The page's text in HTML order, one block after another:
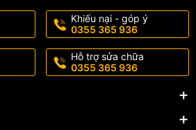
chịu lực tốt, chống ăn mòn và hoạt
điều kiện môi trường khác nhau.
Linh Hoạt
ống và hệ thống khác nhau như
xử lý nước, hệ thống PCCC và công
Khiếu nại - góp ý
0355 365 936
Hỗ trợ sửa chữa
0355 365 936